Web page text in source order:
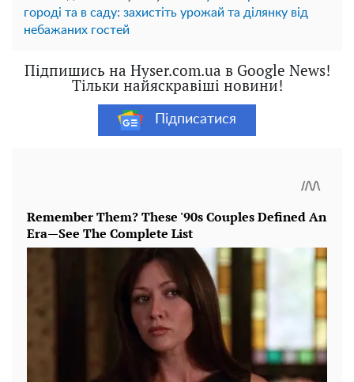
городі та в саду: захистіть урожай та ділянку від
небажаних гостей
Підпишись на Hyser.com.ua в Google News!
Тільки найяскравіші новини!
Підписатися